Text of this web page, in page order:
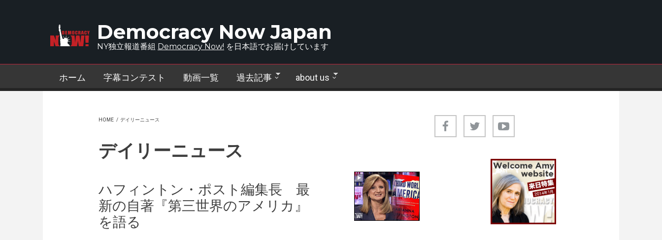
Democracy Now Japan
NY独立報道番組 Democracy Now! を日本語でお届けしています
ホーム 字幕コンテスト 動画一覧 過去記事 about us
HOME / デイリーニュース
デイリーニュース
ハフィントン・ポスト編集長 最
新の自著『第三世界のアメリカ』
を語る